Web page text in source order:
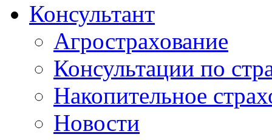
Консультант
Агрострахование
Консультации по
Накопительное
Новости